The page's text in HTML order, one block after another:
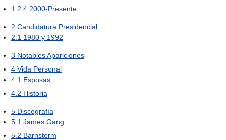
1.2.4 2000-Presente
2 Candidatura Presidencial
2.1 1980 y 1992
3 Notables Apariciones
4 Vida Personal
4.1 Esposas
4.2 Historia
5 Discografía
5.1 James Gang
5.2 Barnstorm